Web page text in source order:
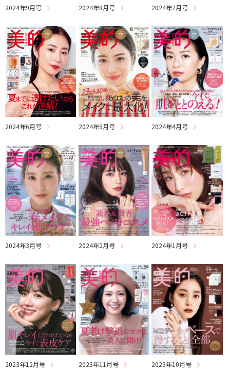
2024年9月号 2024年8月号 2024年7月号
2024年6月号 2024年5月号 2024年4月号
2024年3月号 2024年2月号 2024年1月号
2023年12月号 2023年11月号 2023年10月号